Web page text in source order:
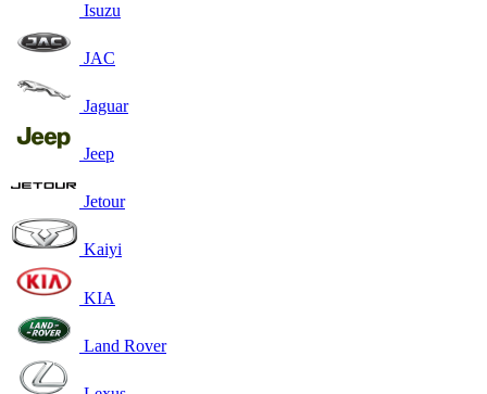
Isuzu
JAC
Jaguar
Jeep
Jetour
Kaiyi
KIA
Land Rover